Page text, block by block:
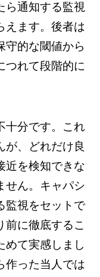
ら通知する監視
えます。後者は
守的な閾値から
つれて段階的に
十分です。これ
が、どれだけ良
近を検知できな
せん。キャパシ
監視をセットで
前に徹底するこ
めて実感しまし
作った当人では